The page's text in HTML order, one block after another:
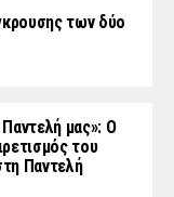
των δύο
μας»: Ο
του
Παντελή